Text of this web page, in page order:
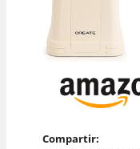
Compartir: